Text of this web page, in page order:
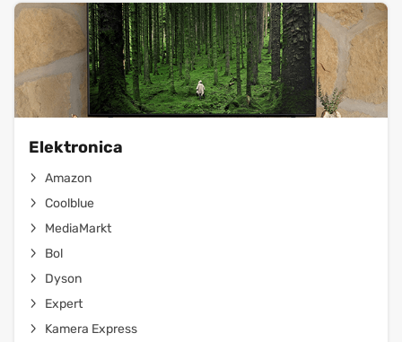
Elektronica
Amazon
Coolblue
MediaMarkt
Bol
Dyson
Expert
Kamera Express